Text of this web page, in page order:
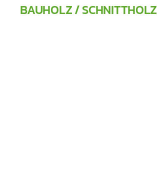
BAUHOLZ / SCHNITTHOLZ